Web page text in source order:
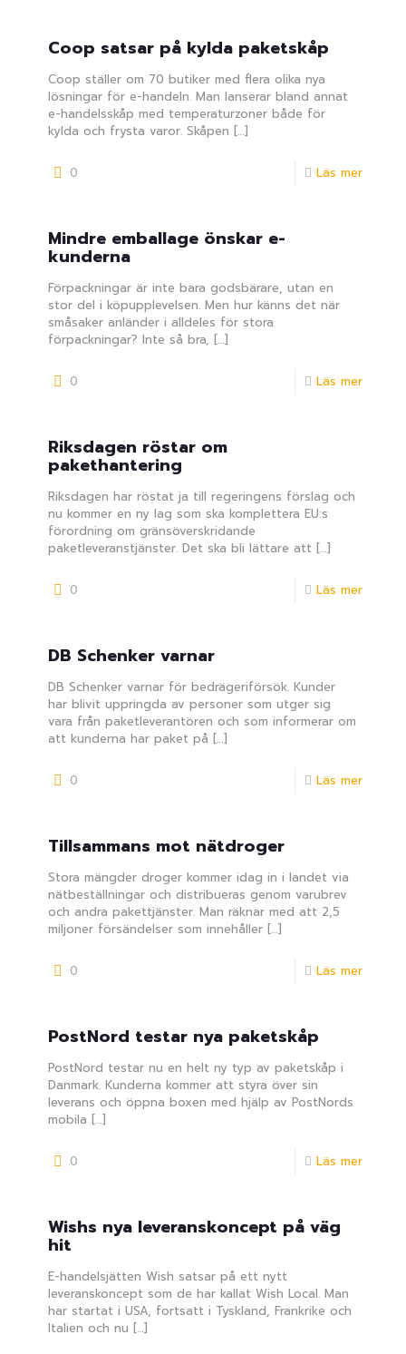
Coop satsar på kylda paketskåp
Coop ställer om 70 butiker med flera olika nya
lösningar för e-handeln. Man lanserar bland annat
e-handelsskåp med temperaturzoner både för
kylda och frysta varor. Skåpen […]
0 Läs mer
Mindre emballage önskar e-
kunderna
Förpackningar är inte bara godsbärare, utan en
stor del i köpupplevelsen. Men hur känns det när
småsaker anländer i alldeles för stora
förpackningar? Inte så bra, […]
0 Läs mer
Riksdagen röstar om
pakethantering
Riksdagen har röstat ja till regeringens förslag och
nu kommer en ny lag som ska komplettera EU:s
förordning om gränsöverskridande
paketleveranstjänster. Det ska bli lättare att […]
0 Läs mer
DB Schenker varnar
DB Schenker varnar för bedrägeriförsök. Kunder
har blivit uppringda av personer som utger sig
vara från paketleverantören och som informerar om
att kunderna har paket på […]
0 Läs mer
Tillsammans mot nätdroger
Stora mängder droger kommer idag in i landet via
nätbeställningar och distribueras genom varubrev
och andra pakettjänster. Man räknar med att 2,5
miljoner försändelser som innehåller […]
0 Läs mer
PostNord testar nya paketskåp
PostNord testar nu en helt ny typ av paketskåp i
Danmark. Kunderna kommer att styra över sin
leverans och öppna boxen med hjälp av PostNords
mobila […]
0 Läs mer
Wishs nya leveranskoncept på väg
hit
E-handelsjätten Wish satsar på ett nytt
leveranskoncept som de har kallat Wish Local. Man
har startat i USA, fortsatt i Tyskland, Frankrike och
Italien och nu […]